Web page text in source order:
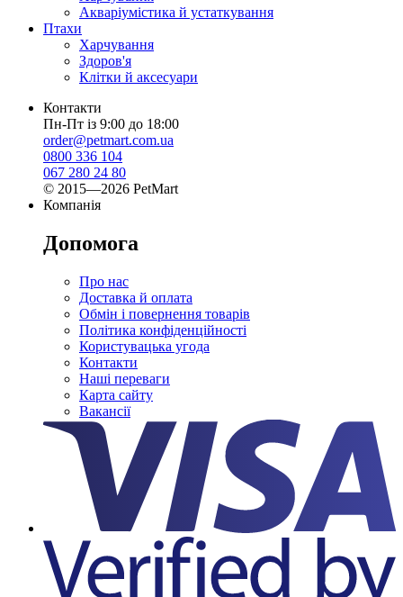
Акваріумістика й устаткування
Птахи
Харчування
Здоров'я
Клітки й аксесуари
Контакти
Пн-Пт із 9:00 до 18:00
order@petmart.com.ua
0800 336 104
067 280 24 80
© 2015—2026 PetMart
Компанія
Допомога
Про нас
Доставка й оплата
Обмін і повернення товарів
Політика конфіденційності
Користувацька угода
Контакти
Наші переваги
Карта сайту
Вакансії